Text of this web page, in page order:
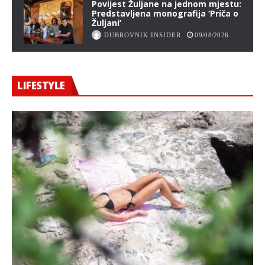
Povijest Žuljane na jednom mjestu:
Predstavljena monografija ‘Priča o
Žuljani’
DUBROVNIK INSIDER 09/08/2026
LIFESTYLE